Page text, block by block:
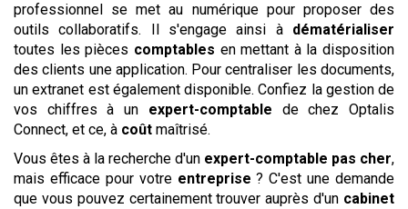
professionnel se met au numérique pour proposer des
outils collaboratifs. Il s'engage ainsi à dématérialiser
toutes les pièces comptables en mettant à la disposition
des clients une application. Pour centraliser les documents,
un extranet est également disponible. Confiez la gestion de
vos chiffres à un expert-comptable de chez Optalis
Connect, et ce, à coût maîtrisé.
Vous êtes à la recherche d'un expert-comptable pas cher,
mais efficace pour votre entreprise ? C'est une demande
que vous pouvez certainement trouver auprès d'un cabinet